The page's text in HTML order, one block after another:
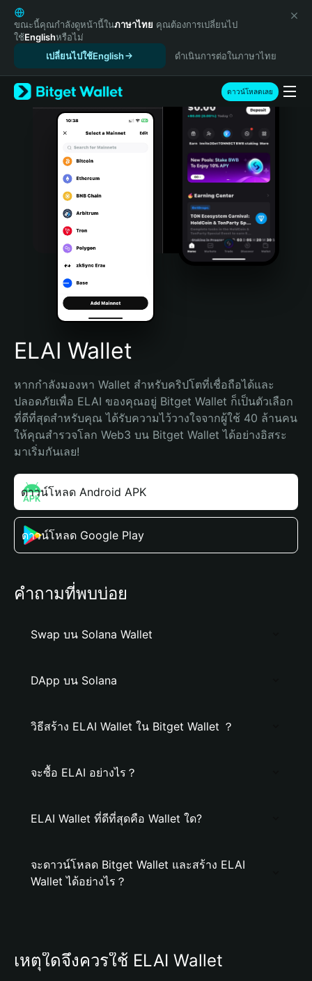
English
日本語
Tiếng Việt
Español (Latinoamérica)
Türkçe
Italiano
Português (Portugal)
Bahasa Indonesia
Português (Brasil)
Español (Argentina)
ขณะนี้คุณกำลังดูหน้านี้ในภาษาไทย คุณต้องการเปลี่ยนไป
ใช้Englishหรือไม่
เปลี่ยนไปใช้English
ดำเนินการต่อในภาษาไทย
ดาวน์โหลดเลย
ELAI Wallet
หากกำลังมองหา Wallet สำหรับคริปโตที่เชื่อถือได้และ
ปลอดภัยเพื่อ ELAI ของคุณอยู่ Bitget Wallet ก็เป็นตัวเลือก
ที่ดีที่สุดสำหรับคุณ ได้รับความไว้วางใจจากผู้ใช้ 40 ล้านคน
ให้คุณสำรวจโลก Web3 บน Bitget Wallet ได้อย่างอิสระ
มาเริ่มกันเลย!
ดาวน์โหลด Android APK
ดาวน์โหลด Google Play
คำถามที่พบบ่อย
Swap บน Solana Wallet
DApp บน Solana
วิธีสร้าง ELAI Wallet ใน Bitget Wallet ？
จะซื้อ ELAI อย่างไร？
ELAI Wallet ที่ดีที่สุดคือ Wallet ใด?
จะดาวน์โหลด Bitget Wallet และสร้าง ELAI
Wallet ได้อย่างไร？
เหตุใดจึงควรใช้ ELAI Wallet